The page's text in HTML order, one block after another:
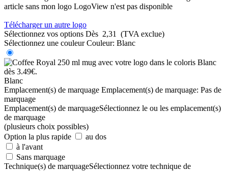
article sans mon logo LogoView n'est pas disponible
Télécharger un autre logo
Sélectionnez vos options Dès 2,31
(TVA exclue)
Sélectionnez une couleur Couleur: Blanc
Blanc
Emplacement(s) de marquage Emplacement(s) de marquage: Pas de
marquage
Emplacement(s) de marquageSélectionnez le ou les emplacement(s)
de marquage
(plusieurs choix possibles)
Option la plus rapide
au dos
à l'avant
Sans marquage
Technique(s) de marquageSélectionnez votre technique de